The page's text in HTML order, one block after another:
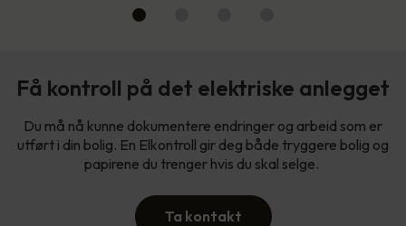
Få kontroll på det elektriske anlegget
Du må nå kunne dokumentere endringer og arbeid som er
utført i din bolig. En Elkontroll gir deg både tryggere bolig og
papirene du trenger hvis du skal selge.
Ta kontakt